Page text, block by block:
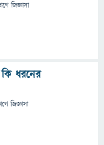
জিজ্ঞাসা
কি ধরনের
জিজ্ঞাসা